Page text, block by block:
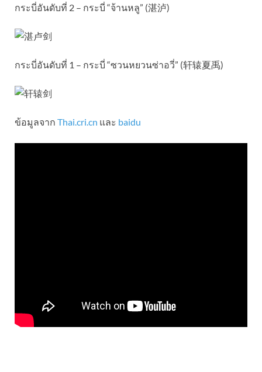
กระบี่อันดับที่ 2 – กระบี่ “จ้านหลู” (湛泸)
กระบี่อันดับที่ 1 – กระบี่ “ซวนหยวนซ่าอวี่” (轩辕夏禹)
ข้อมูลจาก Thai.cri.cn และ baidu